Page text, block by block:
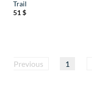
Trail
51$
Previous
1